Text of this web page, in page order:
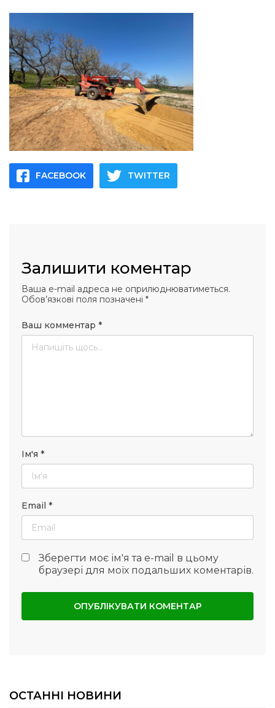
політика
FACEBOOK TWITTER
Залишити коментар
Ваша e-mail адреса не оприлюднюватиметься.
Обов’язкові поля позначені *
Ваш комментар *
Ім'я *
Email *
Зберегти моє ім'я та e-mail в цьому
браузері для моїх подальших коментарів.
ОСТАННІ НОВИНИ